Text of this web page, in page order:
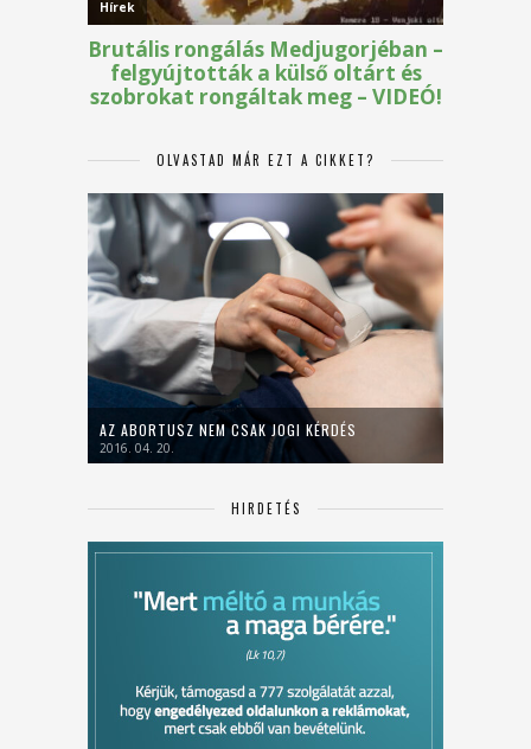
OLVASTAD MÁR EZT A CIKKET?
AZ ABORTUSZ NEM CSAK JOGI KÉRDÉS
2016. 04. 20.
HIRDETÉS